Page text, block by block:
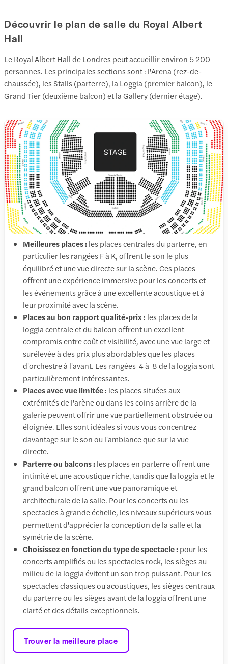
Découvrir le plan de salle du Royal Albert
Hall
Le Royal Albert Hall de Londres peut accueillir environ 5 200
personnes. Les principales sections sont : l'Arena (rez-de-
chaussée), les Stalls (parterre), la Loggia (premier balcon), le
Grand Tier (deuxième balcon) et la Gallery (dernier étage).
Meilleures places : les places centrales du parterre, en
particulier les rangées F à K, offrent le son le plus
équilibré et une vue directe sur la scène. Ces places
offrent une expérience immersive pour les concerts et
les événements grâce à une excellente acoustique et à
leur proximité avec la scène.
Places au bon rapport qualité-prix : les places de la
loggia centrale et du balcon offrent un excellent
compromis entre coût et visibilité, avec une vue large et
surélevée à des prix plus abordables que les places
d'orchestre à l'avant. Les rangées 4 à 8 de la loggia sont
particulièrement intéressantes.
Places avec vue limitée : les places situées aux
extrémités de l'arène ou dans les coins arrière de la
galerie peuvent offrir une vue partiellement obstruée ou
éloignée. Elles sont idéales si vous vous concentrez
davantage sur le son ou l'ambiance que sur la vue
directe.
Parterre ou balcons : les places en parterre offrent une
intimité et une acoustique riche, tandis que la loggia et le
grand balcon offrent une vue panoramique et
architecturale de la salle. Pour les concerts ou les
spectacles à grande échelle, les niveaux supérieurs vous
permettent d'apprécier la conception de la salle et la
symétrie de la scène.
Choisissez en fonction du type de spectacle : pour les
concerts amplifiés ou les spectacles rock, les sièges au
milieu de la loggia évitent un son trop puissant. Pour les
spectacles classiques ou acoustiques, les sièges centraux
du parterre ou les sièges avant de la loggia offrent une
clarté et des détails exceptionnels.
Trouver la meilleure place